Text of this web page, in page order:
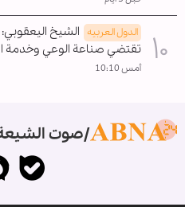
الدول العربیه الشيخ
تقتضي صناعة الوعي وخدمة
أمس 10:10
صوت الشيعة